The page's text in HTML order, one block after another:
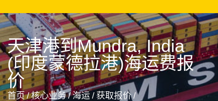
天津港到Mundra, India
(印度蒙德拉港)海运费报
价
首页 / 核心业务 / 海运 / 获取报价 /